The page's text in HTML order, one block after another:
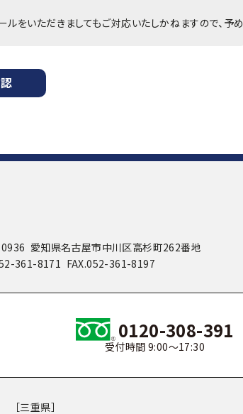
をいただきましてもご対応いたしかねますので、予め
愛知県名古屋市中川区高杉町262番地
361-8171 FAX.052-361-8197
0120-308-391
受付時間 9:00〜17:30
［三重県］